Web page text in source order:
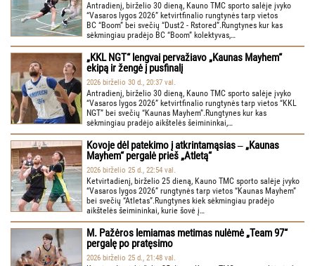
Antradienį, birželio 30 dieną, Kauno TMC sporto salėje įvyko
“Vasaros lygos 2026” ketvirtfinalio rungtynės tarp vietos
BC “Boom” bei svečių “Dust2 - Rstored”.Rungtynes kur kas
sėkmingiau pradėjo BC “Boom” kolektyvas,…
„KKL NGT“ lengvai pervažiavo „Kaunas Mayhem“
ekipą ir žengė į pusfinalį
2026 birželio 30 d., 20:37 val.
Antradienį, birželio 30 dieną, Kauno TMC sporto salėje įvyko
“Vasaros lygos 2026” ketvirtfinalio rungtynės tarp vietos “KKL
NGT” bei svečių “Kaunas Mayhem”.Rungtynes kur kas
sėkmingiau pradėjo aikštelės šeimininkai,…
Kovoje dėl patekimo į atkrintamąsias ‒ „Kaunas
Mayhem“ pergalė prieš „Atletą“
2026 birželio 25 d., 22:54 val.
Ketvirtadienį, birželio 25 dieną, Kauno TMC sporto salėje įvyko
“Vasaros lygos 2026” rungtynės tarp vietos “Kaunas Mayhem”
bei svečių “Atletas”.Rungtynes kiek sėkmingiau pradėjo
aikštelės šeimininkai, kurie šovė į…
M. Pažėros lemiamas metimas nulėmė „Team 97“
pergalę po pratęsimo
2026 birželio 25 d., 21:48 val.